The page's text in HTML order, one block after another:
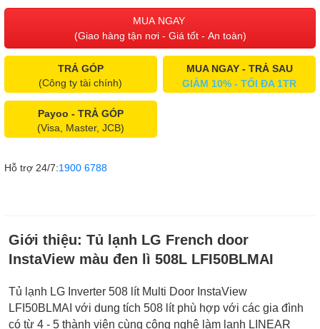
MUA NGAY
(Giao hàng tận nơi - Giá tốt - An toàn)
TRẢ GÓP
(Công ty tài chính)
MUA NGAY - TRẢ SAU
GIẢM 10% - TỐI ĐA 1TR
Payoo - TRẢ GÓP
(Visa, Master, JCB)
Hỗ trợ 24/7:1900 6788
Giới thiệu: Tủ lạnh LG French door
InstaView màu đen lì 508L LFI50BLMAI
Tủ lạnh LG Inverter 508 lít Multi Door InstaView
LFI50BLMAI với dung tích 508 lít phù hợp với các gia đình
có từ 4 - 5 thành viên cùng công nghệ làm lạnh LINEAR